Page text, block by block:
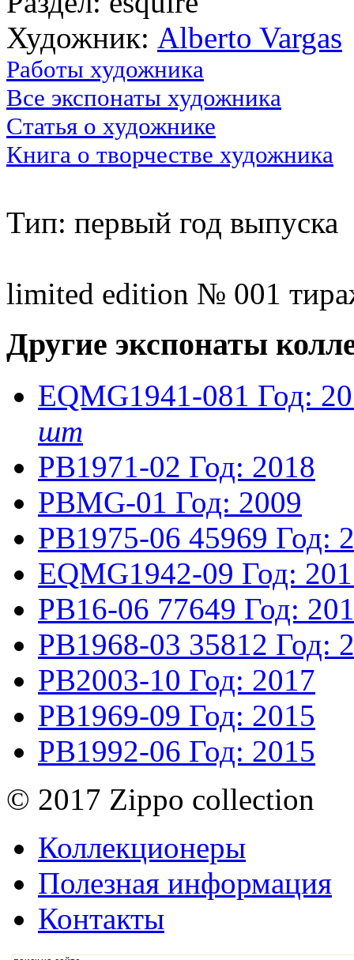
Художник: Alberto Vargas
Работы художника
Все экспонаты художника
Статья о художнике
Книга о творчестве художника
Тип: первый год выпуска
limited edition № 001
Другие экспонаты
EQMG1941-081 Год:
шт
PB1971-02 Год: 2018
PBMG-01 Год: 2009
PB1975-06 45969 Год:
EQMG1942-09 Год:
PB16-06 77649 Год:
PB1968-03 35812 Год:
PB2003-10 Год: 2017
PB1969-09 Год: 2015
PB1992-06 Год: 2015
© 2017 Zippo collection
Коллекционеры
Полезная информация
Контакты